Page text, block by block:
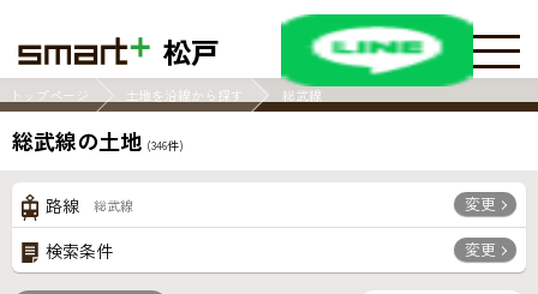
松戸
トップページ 土地を沿線から探す 総武線
総武線の土地 (346件)
路線 総武線 変更
検索条件 変更